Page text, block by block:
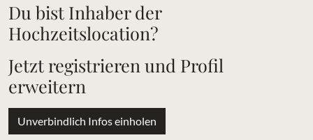
Du bist Inhaber der
Hochzeitslocation?
Jetzt registrieren und Profil
erweitern
Unverbindlich Infos einholen